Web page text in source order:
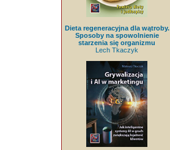
Dieta regeneracyjna dla wątroby.
Sposoby na spowolnienie
starzenia się organizmu
Lech Tkaczyk